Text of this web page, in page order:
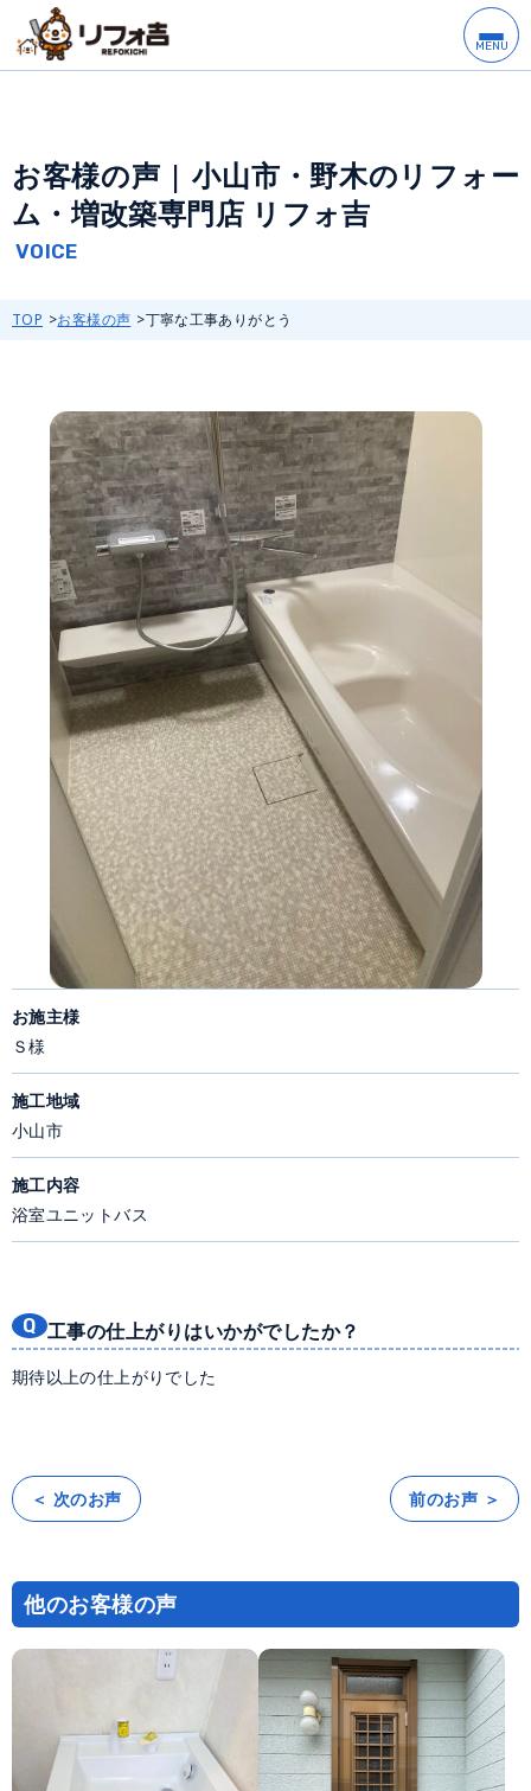
お客様の声 | 小山市・野木のリフォー
ム・増改築専門店 リフォ吉
TOP お客様の声 丁寧な工事ありがとう
お施主様
Ｓ様
施工地域
小山市
施工内容
浴室ユニットバス
工事の仕上がりはいかがでしたか？
期待以上の仕上がりでした
投
稿
シ
ョ
ン
＜ 次のお声 前のお声 ＞
他のお客様の声